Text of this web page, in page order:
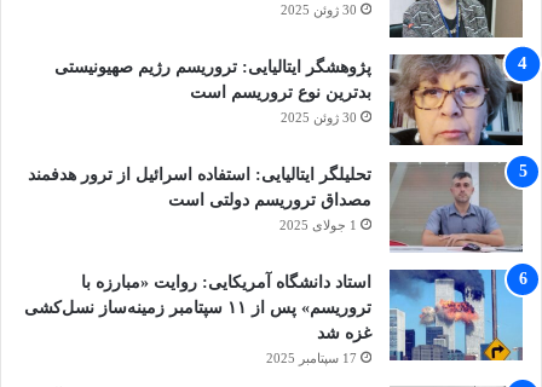
30 ژوئن 2025
پژوهشگر ایتالیایی: تروریسم رژیم صهیونیستی
بدترین نوع تروریسم است
30 ژوئن 2025
تحلیلگر ایتالیایی: استفاده اسرائیل از ترور هدفمند
مصداق تروریسم دولتی است
1 جولای 2025
استاد دانشگاه آمریکایی: روایت «مبارزه با
تروریسم» پس از ۱۱ سپتامبر زمینه‌ساز نسل‌کشی
غزه شد
17 سپتامبر 2025